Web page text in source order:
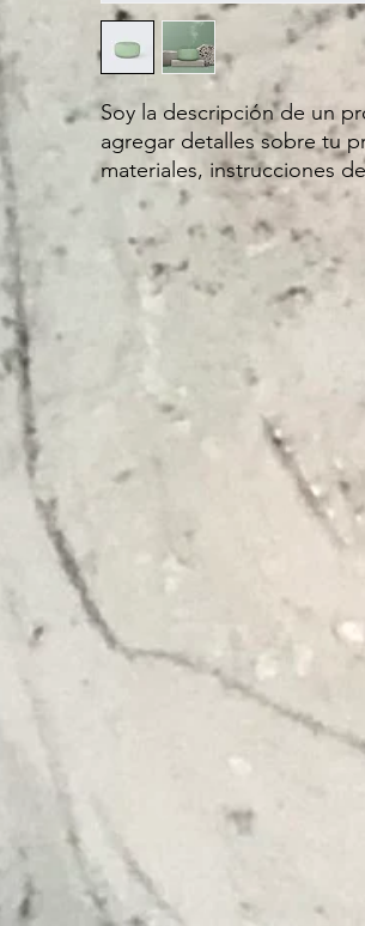
Soy la descripción de un
agregar detalles sobre tu
materiales, instrucciones